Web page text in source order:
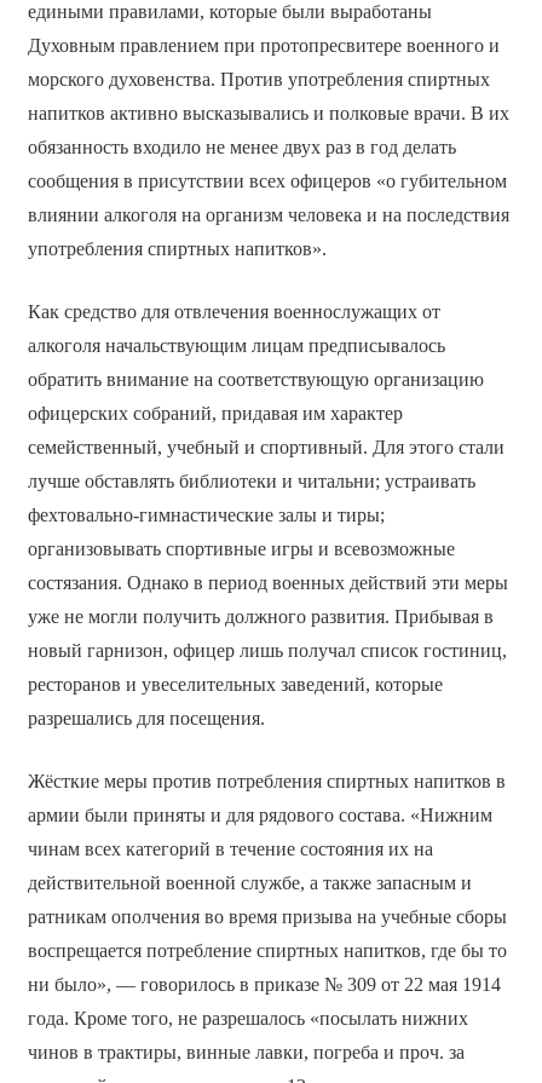
едиными правилами, которые были выработаны
Духовным правлением при протопресвитере военного и
морского духовенства. Против употребления спиртных
напитков активно высказывались и полковые врачи. В их
обязанность входило не менее двух раз в год делать
сообщения в присутствии всех офицеров «о губительном
влиянии алкоголя на организм человека и на последствия
употребления спиртных напитков».
Как средство для отвлечения военнослужащих от
алкоголя начальствующим лицам предписывалось
обратить внимание на соответствующую организацию
офицерских собраний, придавая им характер
семейственный, учебный и спортивный. Для этого стали
лучше обставлять библиотеки и читальни; устраивать
фехтовально-гимнастические залы и тиры;
организовывать спортивные игры и всевозможные
состязания. Однако в период военных действий эти меры
уже не могли получить должного развития. Прибывая в
новый гарнизон, офицер лишь получал список гостиниц,
ресторанов и увеселительных заведений, которые
разрешались для посещения.
Жёсткие меры против потребления спиртных напитков в
армии были приняты и для рядового состава. «Нижним
чинам всех категорий в течение состояния их на
действительной военной службе, а также запасным и
ратникам ополчения во время призыва на учебные сборы
воспрещается потребление спиртных напитков, где бы то
ни было», — говорилось в приказе № 309 от 22 мая 1914
года. Кроме того, не разрешалось «посылать нижних
чинов в трактиры, винные лавки, погреба и проч. за